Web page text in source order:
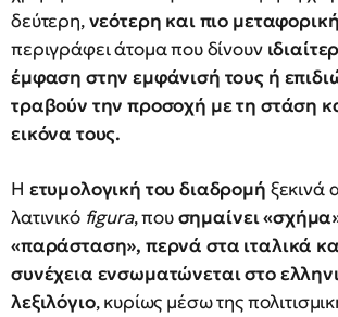
δεύτερη,νεότερη και πιο μεταφορική
περιγράφει άτομα που δίνουν
έμφαση στην εμφάνισή τους ή
τραβούν την προσοχή με τη στάση
εικόνα τους.
Η ετυμολογική του διαδρομή ξεκινά
λατινικό figura, πουσημαίνει
«παράσταση», περνά στα ιταλικά
συνέχεια ενσωματώνεται στο
λεξιλόγιο, κυρίως μέσω της